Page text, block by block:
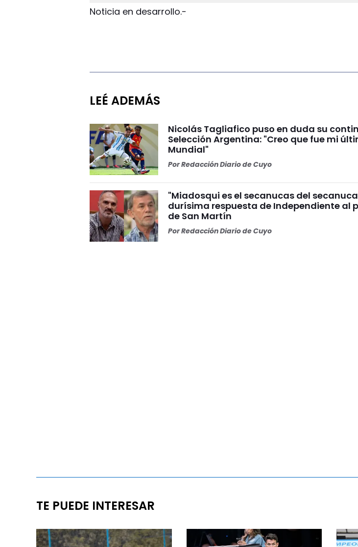
Noticia en desarrollo.-
LEÉ ADEMÁS
Nicolás Tagliafico puso en duda su
Selección Argentina: "Creo que fue mi
Mundial"
PorRedacción Diario de Cuyo
"Miadosqui es el secanucas del
durísima respuesta de Independiente al
de San Martín
PorRedacción Diario de Cuyo
TE PUEDE INTERESAR